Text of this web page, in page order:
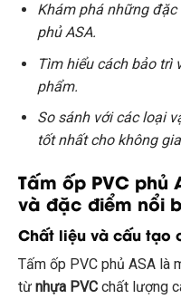
Khám phá những
phủ ASA.
Tìm hiểu cách bảo trì
phẩm.
So sánh với các loại
tốt nhất cho không
Tấm ốp PVC phủ
và đặc điểm nổi
Chất liệu và cấu tạo
Tấm ốp PVC phủ ASA là
từ nhựa PVC chất lượng